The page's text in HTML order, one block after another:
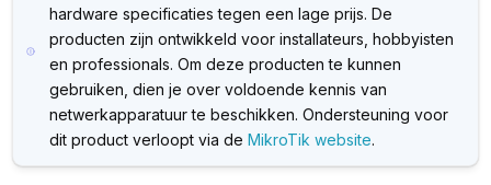
hardware specificaties tegen een lage prijs. De
producten zijn ontwikkeld voor installateurs, hobbyisten
en professionals. Om deze producten te kunnen
gebruiken, dien je over voldoende kennis van
netwerkapparatuur te beschikken. Ondersteuning voor
dit product verloopt via deMikroTik website.